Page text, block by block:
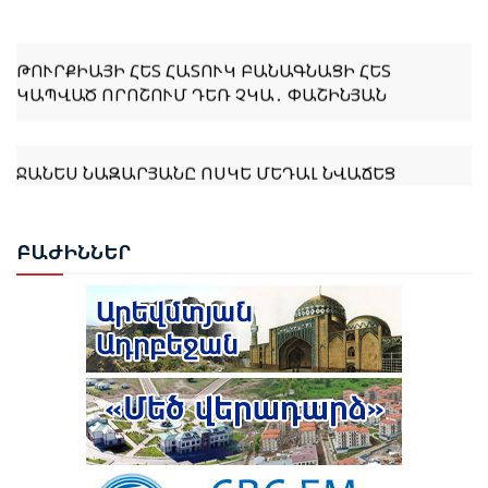
ԹՈՒՐՔԻԱՅԻ ՀԵՏ ՀԱՏՈՒԿ ԲԱՆԱԳՆԱՑԻ ՀԵՏ
ԿԱՊՎԱԾ ՈՐՈՇՈՒՄ ԴԵՌ ՉԿԱ․ ՓԱՇԻՆՅԱՆ
ՋԱՆԵՍ ՆԱԶԱՐՅԱՆԸ ՈՍԿԵ ՄԵԴԱԼ ՆՎԱՃԵՑ
ԲԱՔՎՈՒՄ
ԹՈՒՐՔԻԱՆ ԵՐԲԵՔ ՉԻ ԹՈՂՆԻ ԻՐ ԿԻՊՐԱԹՈՒՐՔ
ԵՂԲԱՅՐՆԵՐԻՆ ԵՎ ՔՈՒՅՐԵՐԻՆ ՄԵՆԱԿ․ ԷՐԴՈՂԱՆ
ԹՈՒՐՔԻԱՆ ՍԿՍԵԼ Է ԱՔՅԱՔԱ-ԳՅՈՒՄՐԻ ՀԱՏՎԱԾԻ
ՎԵՐԱԿԱՆԳՆՈՒՄԸ
ԲԱՔՎԻ ԴԱՏԱՐԱՆԸ ՇԱՐՈՒՆԱԿՈՒՄ Է ՔՆՆԵԼ ՀԱՅ
ԲԱԺԻՆՆԵՐ